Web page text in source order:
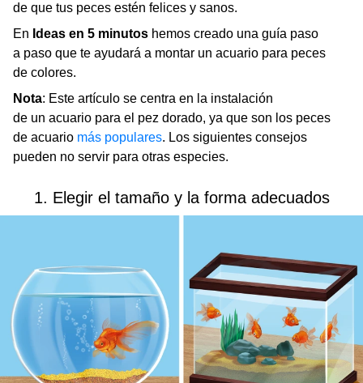
de que tus peces estén felices y sanos.
En Ideas en 5 minutos hemos creado una guía paso
a paso que te ayudará a montar un acuario para peces
de colores.
Nota: Este artículo se centra en la instalación
de un acuario para el pez dorado, ya que son los peces
de acuario más populares. Los siguientes consejos
pueden no servir para otras especies.
1. Elegir el tamaño y la forma adecuados